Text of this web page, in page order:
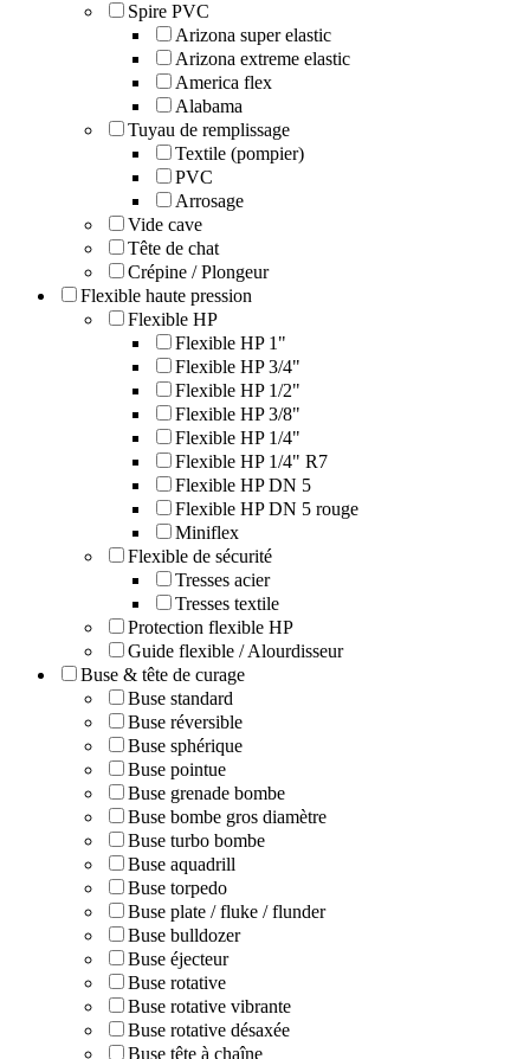
Spire PVC
Arizona super elastic
Arizona extreme elastic
America flex
Alabama
Tuyau de remplissage
Textile (pompier)
PVC
Arrosage
Vide cave
Tête de chat
Crépine / Plongeur
Flexible haute pression
Flexible HP
Flexible HP 1"
Flexible HP 3/4"
Flexible HP 1/2"
Flexible HP 3/8"
Flexible HP 1/4"
Flexible HP 1/4" R7
Flexible HP DN 5
Flexible HP DN 5 rouge
Miniflex
Flexible de sécurité
Tresses acier
Tresses textile
Protection flexible HP
Guide flexible / Alourdisseur
Buse & tête de curage
Buse standard
Buse réversible
Buse sphérique
Buse pointue
Buse grenade bombe
Buse bombe gros diamètre
Buse turbo bombe
Buse aquadrill
Buse torpedo
Buse plate / fluke / flunder
Buse bulldozer
Buse éjecteur
Buse rotative
Buse rotative vibrante
Buse rotative désaxée
Buse tête à chaîne